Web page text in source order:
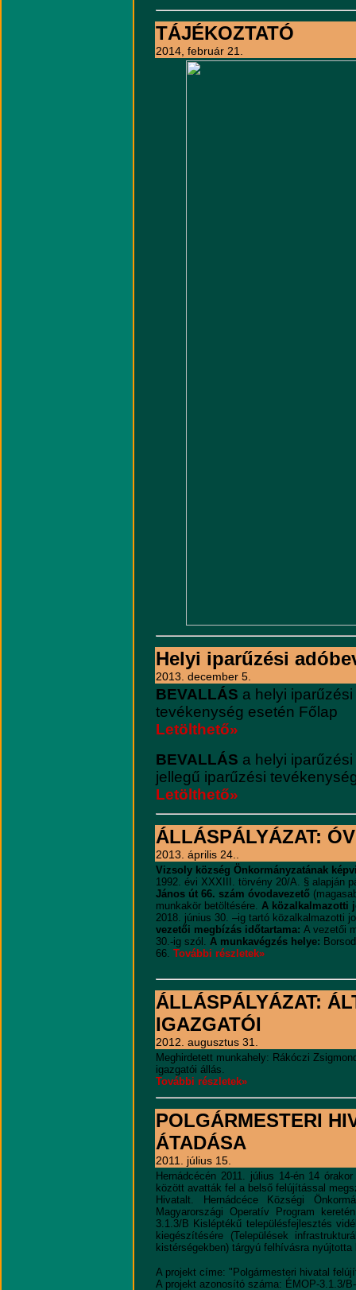
TÁJÉKOZTATÓ
2014, február 21.
Helyi iparűzési
2013. december 5.
BEVALLÁS a helyi
tevékenység esetén Főlap
Letölthető»
BEVALLÁS a helyi
jellegű iparűzési
Letölthető»
ÁLLÁSPÁLYÁZAT:
2013. április 24..
Vizsoly község Önkormányzatának
1992. évi XXXIII. törvény 20/A. § alapján
János út 66. szám óvodavezető
munkakör betöltésére. A közalkalmazotti
2018. június 30. –ig tartó közalkalmazotti
vezetői megbízás időtartama: A vezetői
30.-ig szól. A munkavégzés helye:
66. További részletek»
ÁLLÁSPÁLYÁZAT:
IGAZGATÓI
2012. augusztus 31.
Meghirdetett munkahely: Rákóczi
igazgatói állás.
További részletek»
POLGÁRMESTERI
ÁTADÁSA
2011. július 15.
Hernádcécén 2011. július 14-én 14
között avatták fel a belső felújítással
Hivatalt. Hernádcéce Községi
Magyarországi Operatív Program
3.1.3/B Kisléptékű településfejlesztés
kiegészítésére (Települések
kistérségekben) tárgyú felhívásra nyújtotta
A projekt címe: "Polgármesteri hivatal
A projekt azonosító száma: ÉMOP-3.1.3/